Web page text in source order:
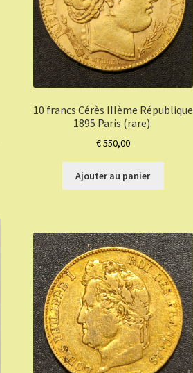
10 francs Cérès IIIème République
1895 Paris (rare).
€550,00
Ajouter au panier